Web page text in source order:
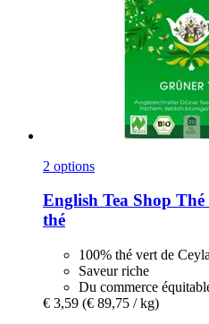
2 options
English Tea Shop Thé
thé
100% thé vert de
Saveur riche
Du commerce
€ 3,59 (€ 89,75 / kg)